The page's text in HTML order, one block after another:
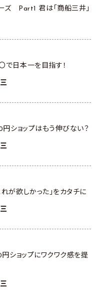
ズ Part1 君は「商船三井」
で日本一を目指す！
ショップはもう伸びない？
が欲しかった」をカタチに
ショップにワクワク感を提